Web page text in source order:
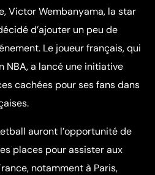
Victor Wembanyama, la star
d’ajouter un peu de
Le joueur français, qui
NBA, a lancé une initiative
cachées pour ses fans dans
auront l’opportunité de
places pour assister aux
notamment à Paris,